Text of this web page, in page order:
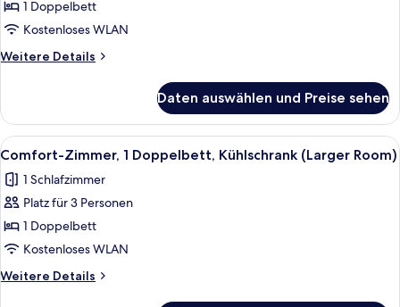
1
Doppelbett,
Kühlschrank
2
Twin
Beds)
anzeigen
1 Doppelbett
Kostenloses WLAN
Weitere Details
Weitere
Zimmer,
Doppelbett,
(Converts
to
Twin
Beds)
Daten auswählen und Preise sehen
Alle
Fotos
für
Comfort-
Zimmer,
1
Doppelbett,
Kühlschrank
Comfort-Zimmer, 1 Doppelbett,
6
Comfort-Zimmer, 1 Doppelbett, Kühlschrank (Larger Room)
1 Schlafzimmer
Platz für 3 Personen
1 Doppelbett
Kostenloses WLAN
Weitere Details
Weitere